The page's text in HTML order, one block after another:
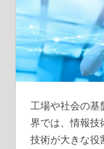
工場や社会の基
界では、情報技
技術が大きな役